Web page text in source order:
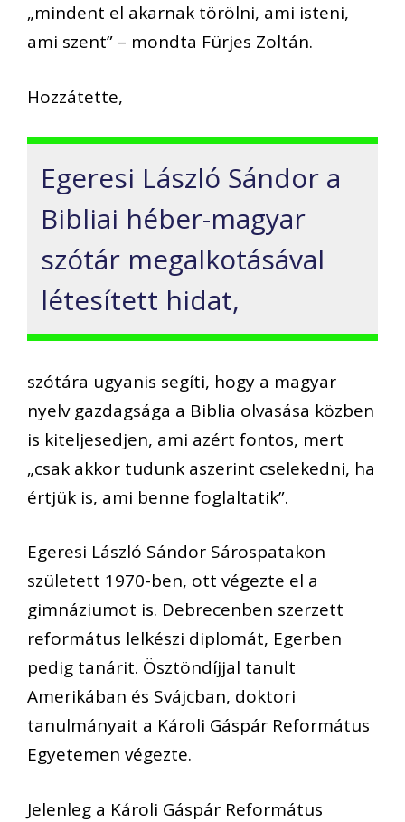
„mindent el akarnak törölni, ami isteni,
ami szent” – mondta Fürjes Zoltán.
Hozzátette,
Egeresi László Sándor a
Bibliai héber-magyar
szótár megalkotásával
létesített hidat,
szótára ugyanis segíti, hogy a magyar
nyelv gazdagsága a Biblia olvasása közben
is kiteljesedjen, ami azért fontos, mert
„csak akkor tudunk aszerint cselekedni, ha
értjük is, ami benne foglaltatik”.
Egeresi László Sándor Sárospatakon
született 1970-ben, ott végezte el a
gimnáziumot is. Debrecenben szerzett
református lelkészi diplomát, Egerben
pedig tanárit. Ösztöndíjjal tanult
Amerikában és Svájcban, doktori
tanulmányait a Károli Gáspár Református
Egyetemen végezte.
Jelenleg a Károli Gáspár Református